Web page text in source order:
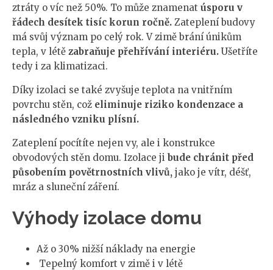
ztráty o víc než 50%. To může znamenat úsporu v
řádech desítek tisíc korun ročně. Zateplení budovy
má svůj význam po celý rok. V zimě brání únikům
tepla, v létě zabraňuje přehřívání interiéru. Ušetříte
tedy i za klimatizaci.
Díky izolaci se také zvyšuje teplota na vnitřním
povrchu stěn, což eliminuje riziko kondenzace a
následného vzniku plísní.
Zateplení pocítíte nejen vy, ale i konstrukce
obvodových stěn domu. Izolace ji bude chránit před
působením povětrnostních vlivů, jako je vítr, déšť,
mráz a sluneční záření.
Výhody izolace domu
Až o 30% nižší náklady na energie
Tepelný komfort v zimě i v létě